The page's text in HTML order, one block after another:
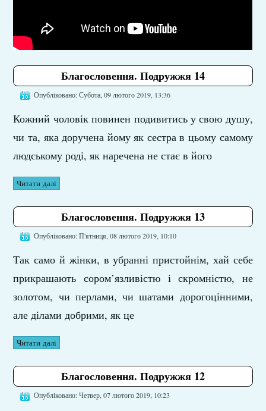
Благословення. Подружжя 14
Опубліковано: Субота, 09 лютого 2019, 13:36
Кожний чоловік повинен подивитись у свою душу,
чи та, яка доручена йому як сестра в цьому самому
людському роді, як наречена не стає в його
Читати далі
Благословення. Подружжя 13
Опубліковано: П'ятниця, 08 лютого 2019, 10:10
Так само й жінки, в убранні пристойнім, хай себе
прикрашають сором’язливістю і скромністю, не
золотом, чи перлами, чи шатами дорогоцінними,
але ділами добрими, як це
Читати далі
Благословення. Подружжя 12
Опубліковано: Четвер, 07 лютого 2019, 10:23